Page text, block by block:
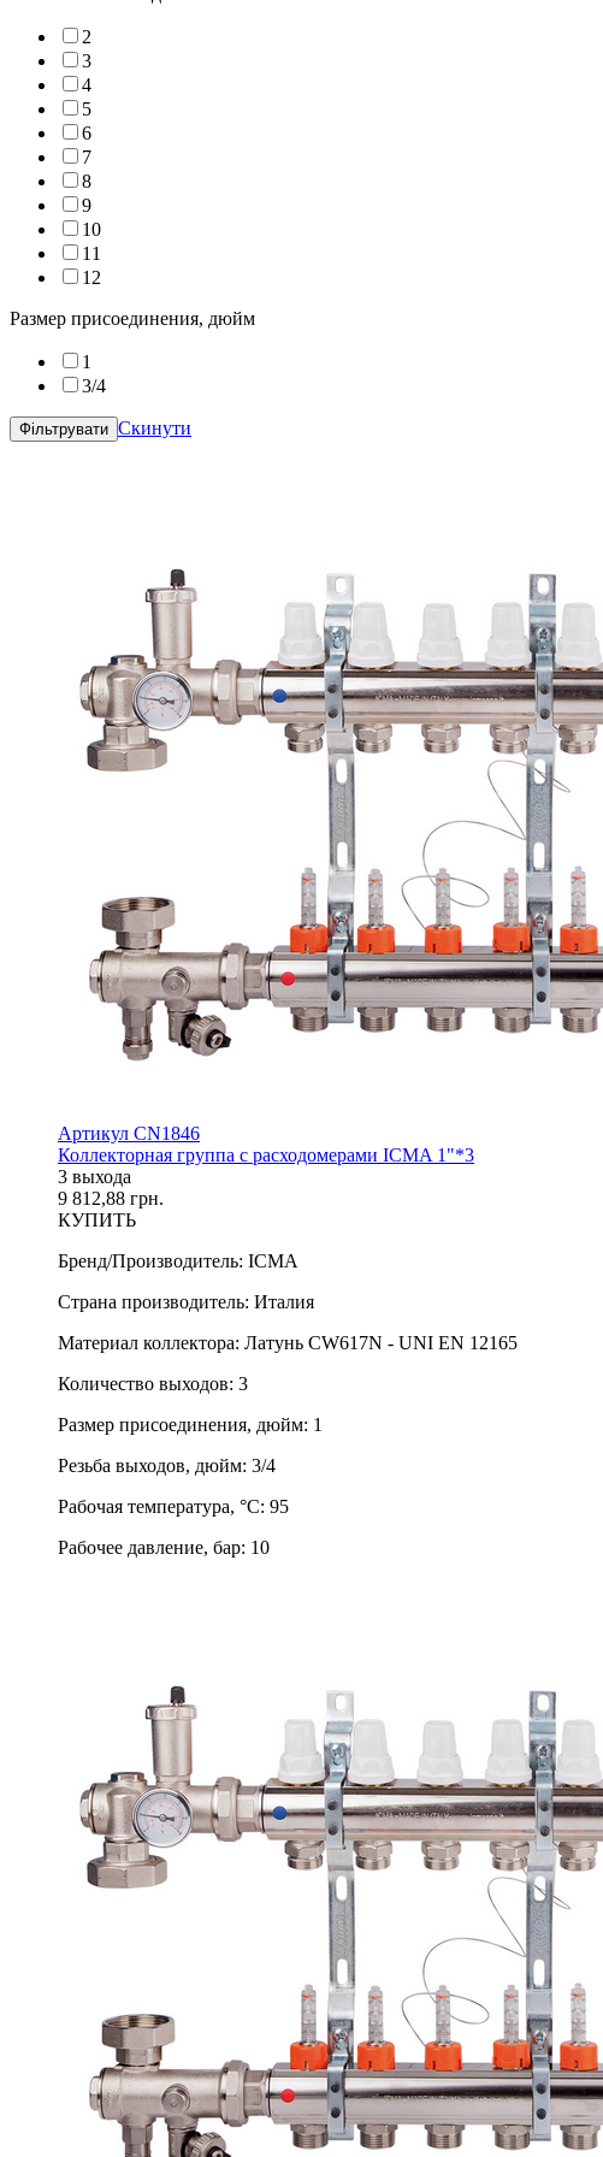
2
3
4
5
6
7
8
9
10
11
12
Размер присоединения, дюйм
1
3/4
Скинути
Артикул CN1846
Коллекторная группа с расходомерами ICMA 1"*3
3 выхода
9 812,88 грн.
КУПИТЬ
Бренд/Производитель: ICMA
Страна производитель: Италия
Материал коллектора: Латунь CW617N - UNI EN 12165
Количество выходов: 3
Размер присоединения, дюйм: 1
Резьба выходов, дюйм: 3/4
Рабочая температура, °С: 95
Рабочее давление, бар: 10